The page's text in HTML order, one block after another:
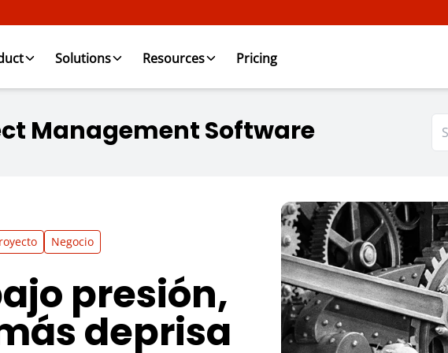
Solutions Resources Pricing
Management Software
Negocio
presión,
deprisa